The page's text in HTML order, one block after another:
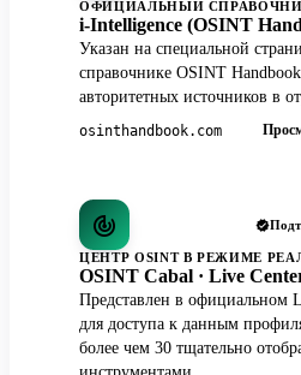
ОФИЦИАЛЬНЫЙ
i-Intelligence (OSINT
Указан на специальной
справочнике OSINT
авторитетных источников в
osinthandbook.com
ЦЕНТР OSINT В РЕЖИМЕ
OSINT Cabal · Live
Представлен в официальном
для доступа к данным
более чем 30 тщательно